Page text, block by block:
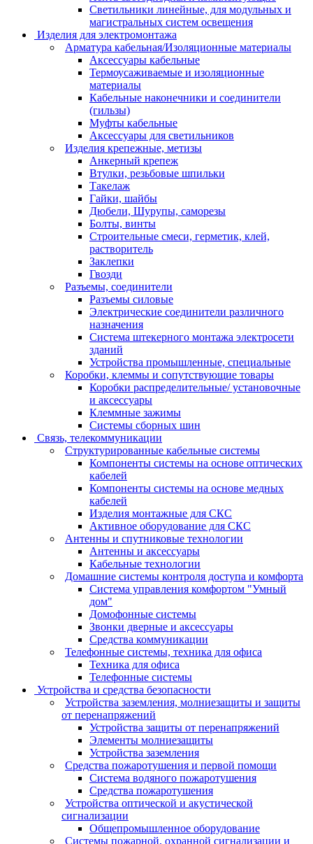
Светильники линейные, для модульных и
магистральных систем освещения
Изделия для электромонтажа
Арматура кабельная/Изоляционные материалы
Аксессуары кабельные
Термоусаживаемые и изоляционные
материалы
Кабельные наконечники и соединители
(гильзы)
Муфты кабельные
Аксессуары для светильников
Изделия крепежные, метизы
Анкерный крепеж
Втулки, резьбовые шпильки
Такелаж
Гайки, шайбы
Дюбели, Шурупы, саморезы
Болты, винты
Строительные смеси, герметик, клей,
растворитель
Заклепки
Гвозди
Разъемы, соединители
Разъемы силовые
Электрические соединители различного
назначения
Система штекерного монтажа электросети
зданий
Устройства промышленные, специальные
Коробки, клеммы и сопутствующие товары
Коробки распределительные/ установочные
и аксессуары
Клеммные зажимы
Системы сборных шин
Связь, телекоммуникации
Структурированные кабельные системы
Компоненты системы на основе оптических
кабелей
Компоненты системы на основе медных
кабелей
Изделия монтажные для СКС
Активное оборудование для СКС
Антенны и спутниковые технологии
Антенны и аксессуары
Кабельные технологии
Домашние системы контроля доступа и комфорта
Система управления комфортом "Умный
дом"
Домофонные системы
Звонки дверные и аксессуары
Средства коммуникации
Телефонные системы, техника для офиса
Техника для офиса
Телефонные системы
Устройства и средства безопасности
Устройства заземления, молниезащиты и защиты
от перенапряжений
Устройства защиты от перенапряжений
Элементы молниезащиты
Устройства заземления
Средства пожаротушения и первой помощи
Система водяного пожаротушения
Средства пожаротушения
Устройства оптической и акустической
сигнализации
Общепромышленное оборудование
Системы пожарной, охранной сигнализации и